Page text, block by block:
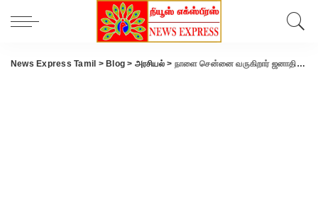
News Express Tamil > Blog > அரசியல்> நாளை சென்னை வருகிறார் ஜனாதிபதி வேட்பாளர் திரௌபதி முர்மூ..!!